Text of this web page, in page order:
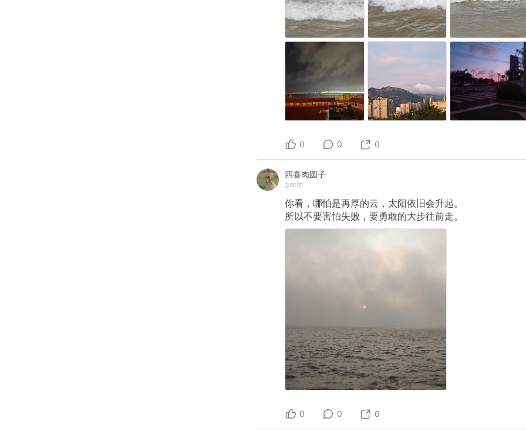
0 0 0
四喜肉圆子
3年前
你看，哪怕是再厚的云，太阳依旧会升起。
所以不要害怕失败，要勇敢的大步往前走。
0 0 0